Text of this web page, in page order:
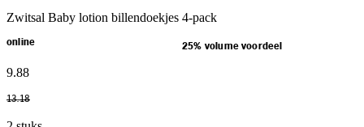
Zwitsal Baby lotion billendoekjes 4-pack
online 25% volume voordeel
9.88
13.18